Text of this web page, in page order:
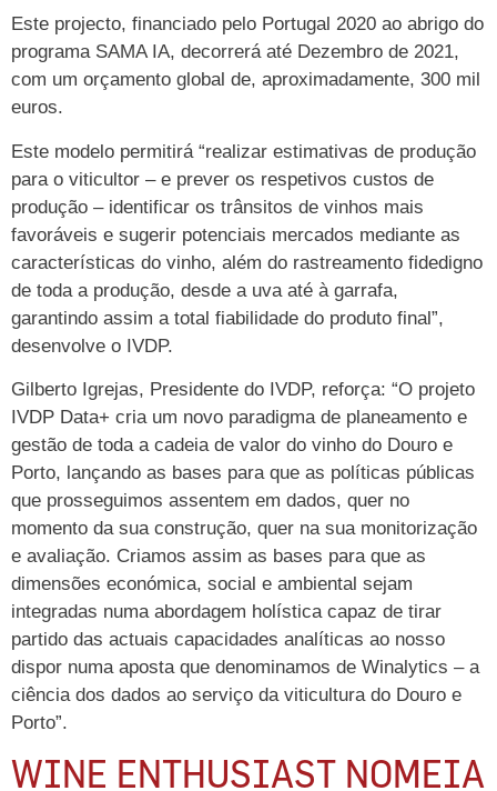
Este projecto, financiado pelo Portugal 2020 ao abrigo do
programa SAMA IA, decorrerá até Dezembro de 2021,
com um orçamento global de, aproximadamente, 300 mil
euros.
Este modelo permitirá “realizar estimativas de produção
para o viticultor – e prever os respetivos custos de
produção – identificar os trânsitos de vinhos mais
favoráveis e sugerir potenciais mercados mediante as
características do vinho, além do rastreamento fidedigno
de toda a produção, desde a uva até à garrafa,
garantindo assim a total fiabilidade do produto final”,
desenvolve o IVDP.
Gilberto Igrejas, Presidente do IVDP, reforça: “O projeto
IVDP Data+ cria um novo paradigma de planeamento e
gestão de toda a cadeia de valor do vinho do Douro e
Porto, lançando as bases para que as políticas públicas
que prosseguimos assentem em dados, quer no
momento da sua construção, quer na sua monitorização
e avaliação. Criamos assim as bases para que as
dimensões económica, social e ambiental sejam
integradas numa abordagem holística capaz de tirar
partido das actuais capacidades analíticas ao nosso
dispor numa aposta que denominamos de Winalytics – a
ciência dos dados ao serviço da viticultura do Douro e
Porto”.
WINE ENTHUSIAST NOMEIA